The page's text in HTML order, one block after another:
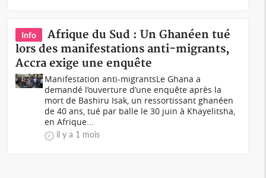
Info
Afrique du Sud : Un Ghanéen tué
lors des manifestations anti-migrants,
Accra exige une enquête
Manifestation anti-migrantsLe Ghana a
demandé l’ouverture d’une enquête après la
mort de Bashiru Isak, un ressortissant ghanéen
de 40 ans, tué par balle le 30 juin à Khayelitsha,
en Afrique...
il y a 1 mois